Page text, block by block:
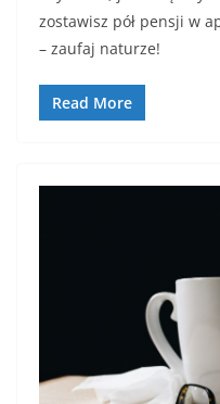
zostawisz pół pensji w
– zaufaj naturze!
Read More